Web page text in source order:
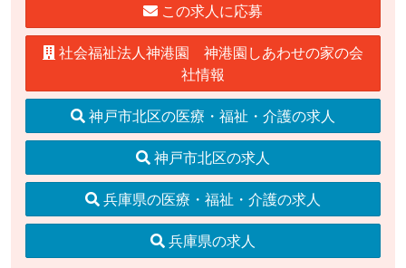
この求人に応募
社会福祉法人神港園 神港園しあわせの家の会
社情報
神戸市北区の医療・福祉・介護の求人
神戸市北区の求人
兵庫県の医療・福祉・介護の求人
兵庫県の求人